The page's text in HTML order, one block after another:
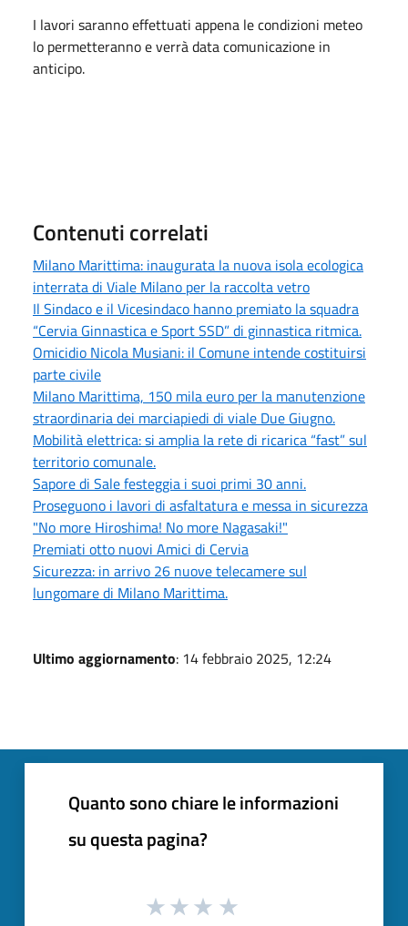
I lavori saranno effettuati appena le condizioni meteo
lo permetteranno e verrà data comunicazione in
anticipo.
Contenuti correlati
Milano Marittima: inaugurata la nuova isola ecologica
interrata di Viale Milano per la raccolta vetro
Il Sindaco e il Vicesindaco hanno premiato la squadra
“Cervia Ginnastica e Sport SSD” di ginnastica ritmica.
Omicidio Nicola Musiani: il Comune intende costituirsi
parte civile
Milano Marittima, 150 mila euro per la manutenzione
straordinaria dei marciapiedi di viale Due Giugno.
Mobilità elettrica: si amplia la rete di ricarica “fast” sul
territorio comunale.
Sapore di Sale festeggia i suoi primi 30 anni.
Proseguono i lavori di asfaltatura e messa in sicurezza
"No more Hiroshima! No more Nagasaki!"
Premiati otto nuovi Amici di Cervia
Sicurezza: in arrivo 26 nuove telecamere sul
lungomare di Milano Marittima.
Ultimo aggiornamento: 14 febbraio 2025, 12:24
Quanto sono chiare le informazioni
su questa pagina?